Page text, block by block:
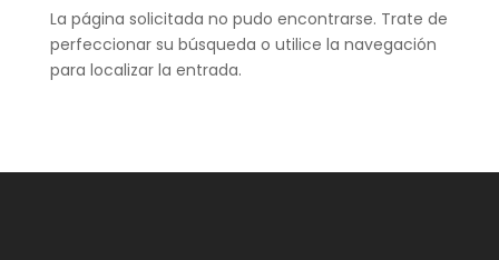
La página solicitada no pudo encontrarse. Trate de
perfeccionar su búsqueda o utilice la navegación
para localizar la entrada.